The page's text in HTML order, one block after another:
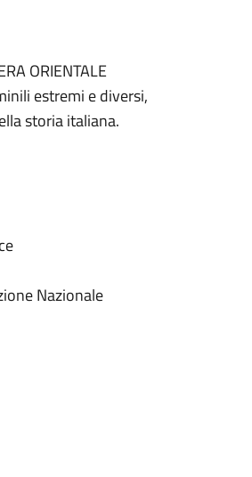
ORIENTALE
estremi e diversi,
storia italiana.
Nazionale